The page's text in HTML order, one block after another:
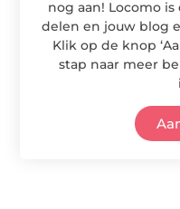
nog aan! Locomo
delen en jouw blog
Klik op de knop
stap naar meer